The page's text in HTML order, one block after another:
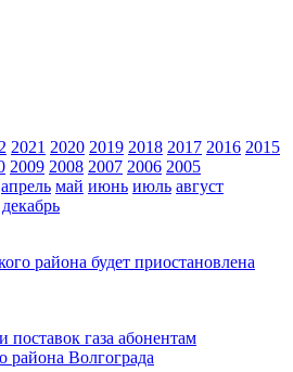
2021 2020 2019 2018 2017 2016 2015
2009 2008 2007 2006 2005
апрель май июнь июль август
декабрь
района будет приостановлена
газа абонентам
района Волгограда